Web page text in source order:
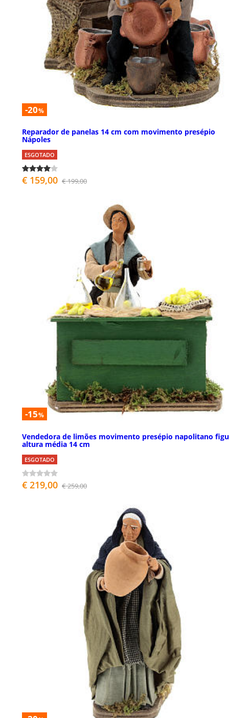
-20%
Reparador de panelas 14 cm com movimento presépio
Nápoles
ESGOTADO
€ 159,00 € 199,00
-15%
Vendedora de limões movimento presépio napolitano
altura média 14 cm
ESGOTADO
€ 219,00 € 259,00